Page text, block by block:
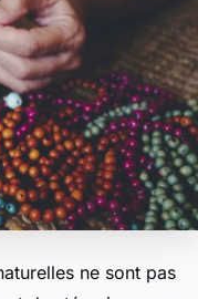
ne sont pas